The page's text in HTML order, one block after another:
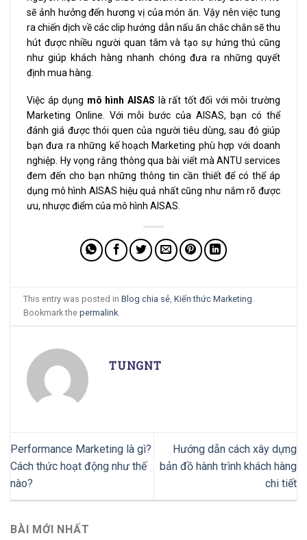
sẽ ảnh hưởng đến hương vị của món ăn. Vậy nên việc tung
ra chiến dịch về các clip hướng dẫn nấu ăn chắc chắn sẽ thu
hút được nhiều người quan tâm và tạo sự hứng thú cũng
như giúp khách hàng nhanh chóng đưa ra những quyết
định mua hàng.
Việc áp dụng mô hình AISAS là rất tốt đối với môi trường
Marketing Online. Với mỗi bước của AISAS, bạn có thể
đánh giá được thói quen của người tiêu dùng, sau đó giúp
bạn đưa ra những kế hoạch Marketing phù hợp với doanh
nghiệp. Hy vọng rằng thông qua bài viết mà ANTU services
đem đến cho bạn những thông tin cần thiết để có thể áp
dụng mô hình AISAS hiệu quả nhất cũng như nắm rõ được
ưu, nhược điểm của mô hình AISAS.
This entry was posted inBlog chia sẻ ,Kiến thức Marketing
Bookmark thepermalink
TUNGNT
Performance Marketing là gì?
Cách thức hoạt động như thế
nào?
Hướng dẫn cách xây dựng
bản đồ hành trình khách hàng
chi tiết
BÀI MỚI NHẤT